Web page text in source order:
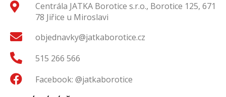
Centrála JATKA Borotice s.r.o., Borotice 125, 671
78 Jiřice u Miroslavi
objednavky@jatkaborotice.cz
515 266 566
Facebook: @jatkaborotice